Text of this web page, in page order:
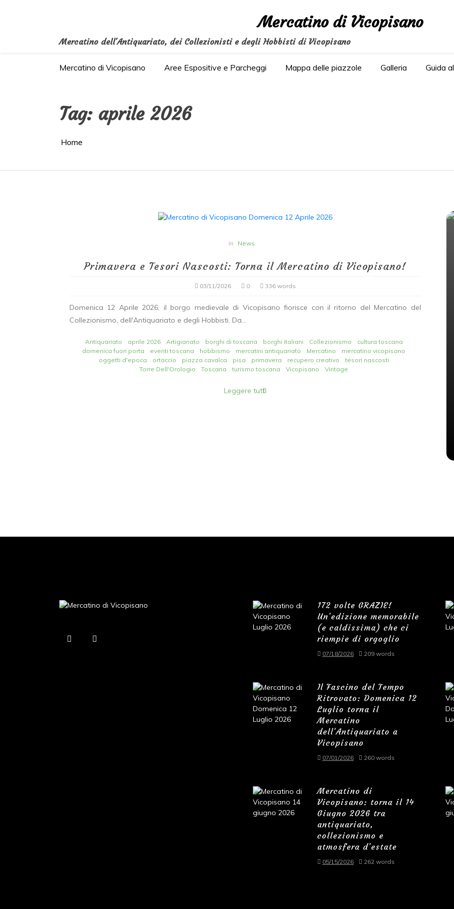
Mercatino di Vicopisano
Mercatino dell'Antiquariato, dei Collezionisti e degli Hobbisti di Vicopisano
Mercatino di Vicopisano Aree Espositive e Parcheggi Mappa delle piazzole Galleria Guida
Tag: aprile 2026
Home
In News
Primavera e Tesori Nascosti: Torna il Mercatino di Vicopisano!
03/11/2026 0 336 words
Domenica 12 Aprile 2026, il borgo medievale di Vicopisano fiorisce con il ritorno del Mercatino del
Collezionismo, dell'Antiquariato e degli Hobbisti. Da...
Antiquariato aprile 2026 Artigianato borghi di toscana borghi italiani Collezionismo
cultura toscana
domenica fuori porta
eventi toscana hobbismo mercatini antiquariato Mercatino
mercatino vicopisano
oggetti d'epoca
ortaccio piazza cavalca pisa primavera recupero creativo
tesori nascosti
Torre Dell'Orologio
Toscana turismo toscana Vicopisano Vintage
Leggere tutti
Il Fascino del Tempo
Luglio torna il Mercatino
dell’Antiquariato a
Vicopisano
In News
memorabile (e caldissima)
che ci riempie di orgoglio
172 volte GRAZIE!
Un’edizione memorabile
(e caldissima) che ci
riempie di orgoglio
07/18/2026 209 words
Il Fascino del Tempo
Ritrovato: Domenica 12
Luglio torna il
Mercatino
dell’Antiquariato a
Vicopisano
07/01/2026 260 words
Mercatino di
Vicopisano: torna il 14
Giugno 2026 tra
antiquariato,
collezionismo e
atmosfera d’estate
05/15/2026 262 words